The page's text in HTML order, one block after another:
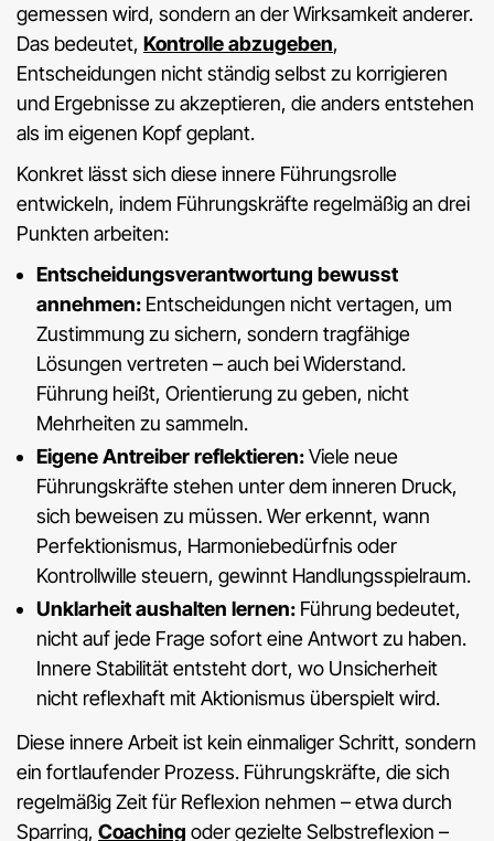
gemessen wird, sondern an der Wirksamkeit anderer.
Das bedeutet, Kontrolle abzugeben,
Entscheidungen nicht ständig selbst zu korrigieren
und Ergebnisse zu akzeptieren, die anders entstehen
als im eigenen Kopf geplant.
Konkret lässt sich diese innere Führungsrolle
entwickeln, indem Führungskräfte regelmäßig an drei
Punkten arbeiten:
Entscheidungsverantwortung bewusst
annehmen: Entscheidungen nicht vertagen, um
Zustimmung zu sichern, sondern tragfähige
Lösungen vertreten – auch bei Widerstand.
Führung heißt, Orientierung zu geben, nicht
Mehrheiten zu sammeln.
Eigene Antreiber reflektieren:Viele neue
Führungskräfte stehen unter dem inneren Druck,
sich beweisen zu müssen. Wer erkennt, wann
Perfektionismus, Harmoniebedürfnis oder
Kontrollwille steuern, gewinnt Handlungsspielraum.
Unklarheit aushalten lernen: Führung bedeutet,
nicht auf jede Frage sofort eine Antwort zu haben.
Innere Stabilität entsteht dort, wo Unsicherheit
nicht reflexhaft mit Aktionismus überspielt wird.
Diese innere Arbeit ist kein einmaliger Schritt, sondern
ein fortlaufender Prozess. Führungskräfte, die sich
regelmäßig Zeit für Reflexion nehmen – etwa durch
Sparring, Coaching oder gezielte Selbstreflexion –